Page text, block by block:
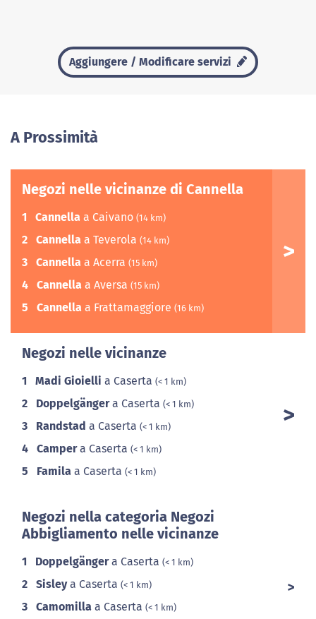
Aggiungere / Modificare servizi
A Prossimità
Negozi nelle vicinanze di Cannella
1 Cannella a Caivano (14 km)
2 Cannella a Teverola (14 km)
3 Cannella a Acerra (15 km)
4 Cannella a Aversa (15 km)
5 Cannella a Frattamaggiore (16 km)
Negozi nelle vicinanze
1 Madi Gioielli a Caserta (< 1 km)
2 Doppelgängera Caserta (< 1 km)
3 Randstad a Caserta (< 1 km)
4 Campera Caserta (< 1 km)
5 Famila a Caserta (< 1 km)
Negozi nella categoria Negozi
Abbigliamento nelle vicinanze
1 Doppelgängera Caserta (< 1 km)
2 Sisleya Caserta (< 1 km)
3 Camomilla a Caserta (< 1 km)